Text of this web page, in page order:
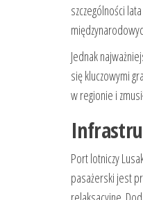
szczególności
Jednak
się kluczowymi
w regionie i
Port lotniczy
pasażerski jest